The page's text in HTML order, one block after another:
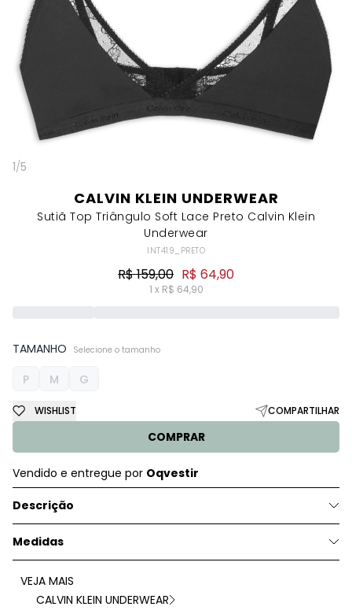
1/5
CALVIN KLEIN UNDERWEAR
Sutiã Top Triângulo Soft Lace Preto Calvin Klein
Underwear
INT419_PRETO
R$ 159,00 R$ 64,90
1 x R$ 64,90
TAMANHO Selecione o tamanho
P M G
COMPRAR
WISHLIST COMPARTILHAR
Vendido e entregue por Oqvestir
Descrição
Medidas
VEJA MAIS
CALVIN KLEIN UNDERWEAR